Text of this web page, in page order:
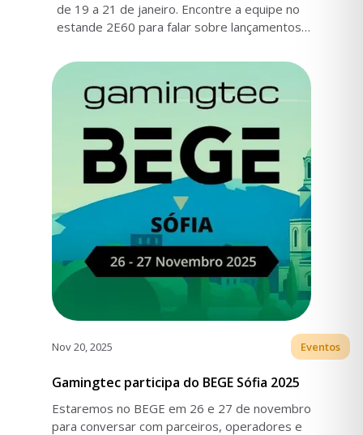
de 19 a 21 de janeiro. Encontre a equipe no
estande 2E60 para falar sobre lançamentos
configuração da plataforma.
Nov 20, 2025 Eventos
Gamingtec participa do BEGE Sófia 2025
Estaremos no BEGE em 26 e 27 de novembro
para conversar com parceiros, operadores e